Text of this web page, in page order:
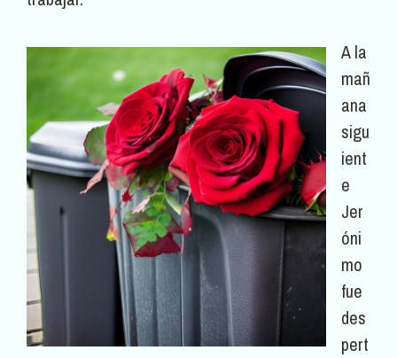
A la
mañ
ana
sigu
ient
e
Jer
óni
mo
fue
des
pert